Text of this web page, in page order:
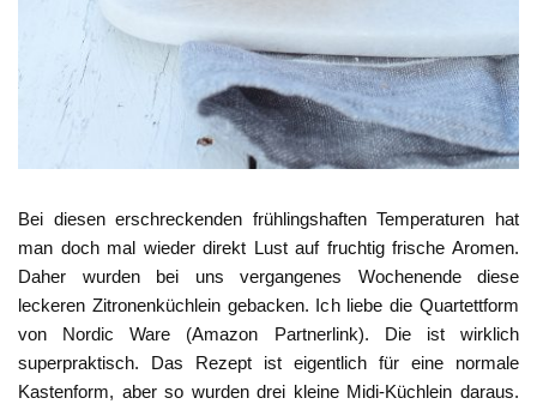
Bei diesen erschreckenden frühlingshaften Temperaturen hat
man doch mal wieder direkt Lust auf fruchtig frische Aromen.
Daher wurden bei uns vergangenes Wochenende diese
leckeren Zitronenküchlein gebacken. Ich liebe die Quartettform
von Nordic Ware (Amazon Partnerlink). Die ist wirklich
superpraktisch. Das Rezept ist eigentlich für eine normale
Kastenform, aber so wurden drei kleine Midi-Küchlein daraus.